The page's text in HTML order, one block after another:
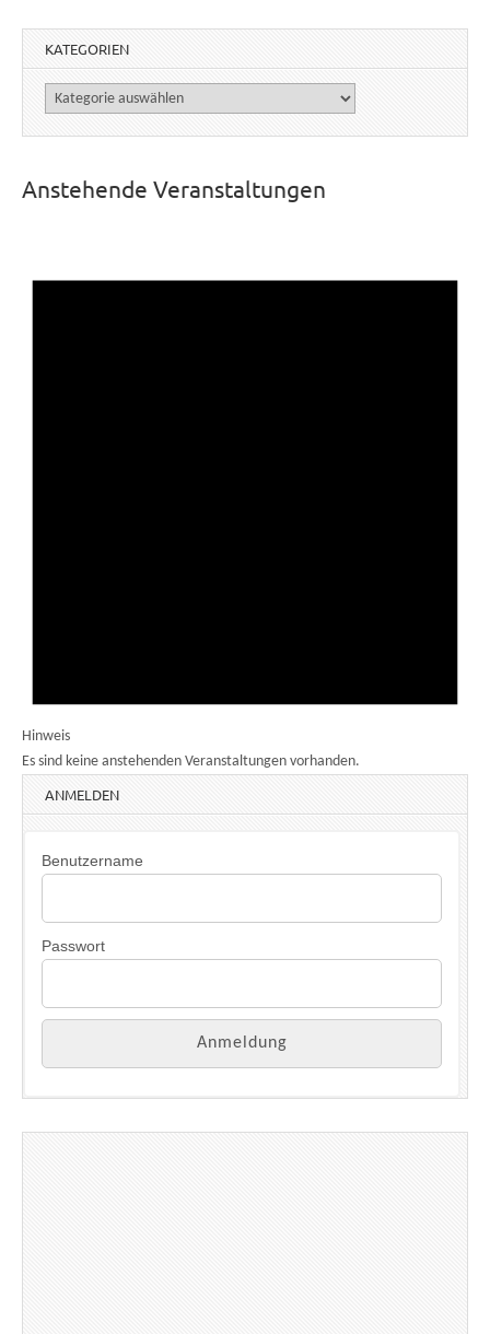
KATEGORIEN
Kategorien
Anstehende Veranstaltungen
Hinweis
Es sind keine anstehenden Veranstaltungen vorhanden.
ANMELDEN
Benutzername
Passwort